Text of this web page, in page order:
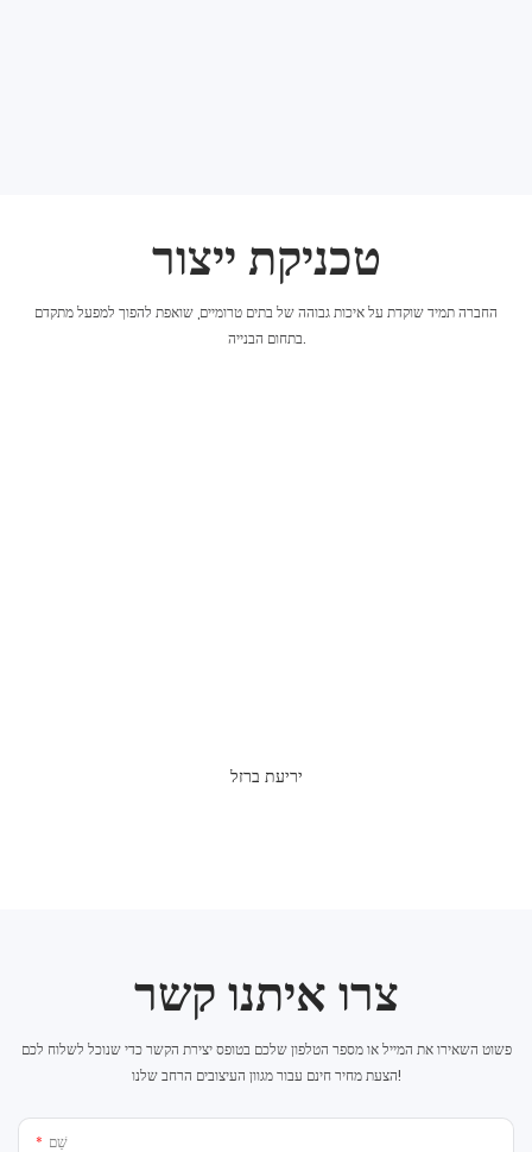
טכניקת ייצור
החברה תמיד שוקדת על איכות גבוהה של בתים טרומיים, שואפת להפוך למפעל מתקדם
בתחום הבנייה.
יריעת ברזל
צרו איתנו קשר
פשוט השאירו את המייל או מספר הטלפון שלכם בטופס יצירת הקשר כדי שנוכל לשלוח לכם
הצעת מחיר חינם עבור מגוון העיצובים הרחב שלנו!
שֵׁם